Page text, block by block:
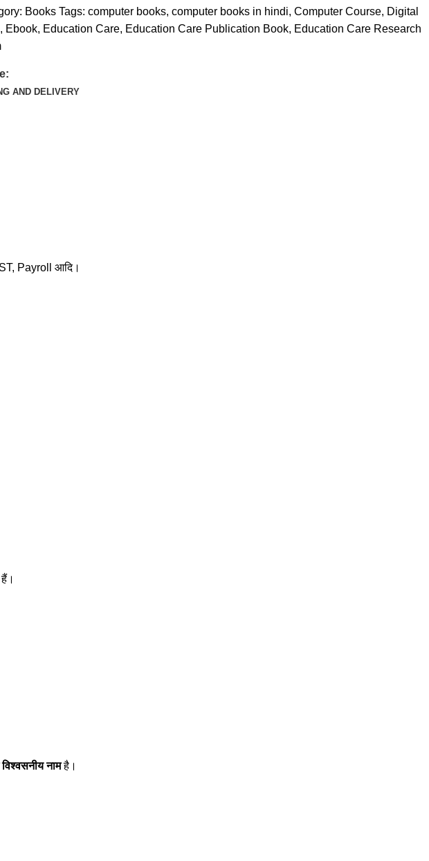
Books Tags: computer books, computer books in hindi, Computer Course, Digital
, Ebook, Education Care, Education Care Publication Book, Education Care Research
AND DELIVERY
Payroll आदि।
विश्वसनीय नामहै।